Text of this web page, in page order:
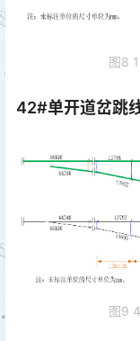
图8
42#单开道岔跳
图9